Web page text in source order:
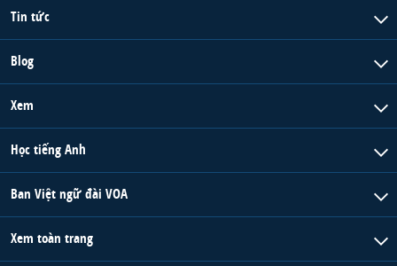
Tin tức
Blog
Xem
Học tiếng Anh
Ban Việt ngữ đài VOA
Xem toàn trang